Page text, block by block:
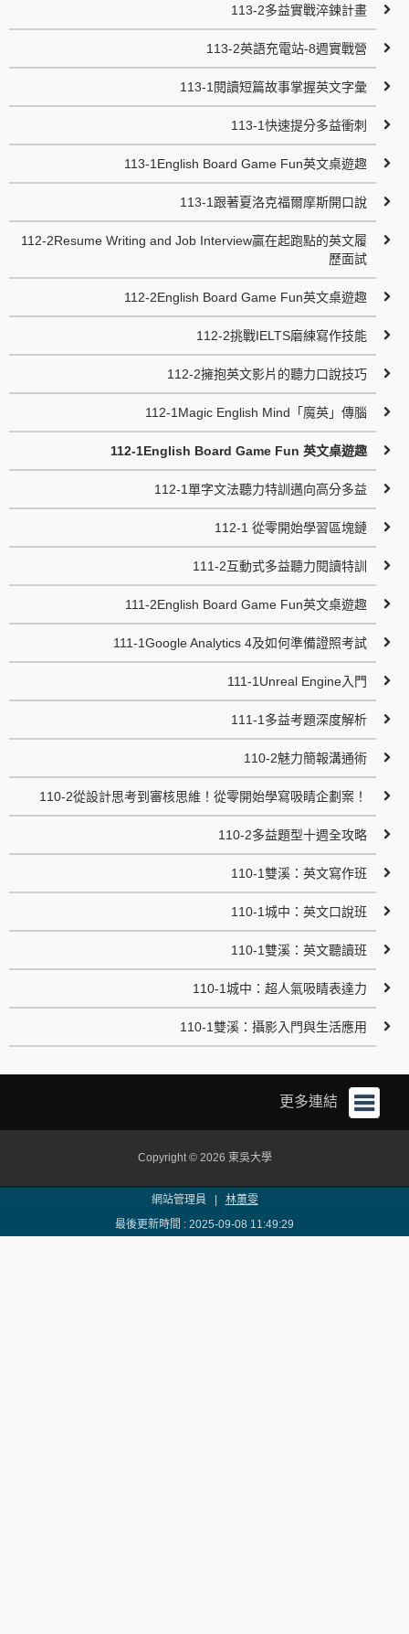
113-2多益實戰淬鍊計畫
113-2英語充電站-8週實戰營
113-1閱讀短篇故事掌握英文字彙
113-1快速提分多益衝刺
113-1English Board Game Fun英文桌遊趣
113-1跟著夏洛克福爾摩斯開口說
112-2Resume Writing and Job Interview贏在起跑點的英文履
歷面試
112-2English Board Game Fun英文桌遊趣
112-2挑戰IELTS磨練寫作技能
112-2擁抱英文影片的聽力口說技巧
112-1Magic English Mind「魔英」傳腦
112-1English Board Game Fun 英文桌遊趣
112-1單字文法聽力特訓邁向高分多益
112-1 從零開始學習區塊鏈
111-2互動式多益聽力閱讀特訓
111-2English Board Game Fun英文桌遊趣
111-1Google Analytics 4及如何準備證照考試
111-1Unreal Engine入門
111-1多益考題深度解析
110-2魅力簡報溝通術
110-2從設計思考到審核思維！從零開始學寫吸睛企劃案！
110-2多益題型十週全攻略
110-1雙溪：英文寫作班
110-1城中：英文口說班
110-1雙溪：英文聽讀班
110-1城中：超人氣吸睛表達力
110-1雙溪：攝影入門與生活應用
更多連結
Copyright © 2026 東吳大學
網站管理員 | 林蕙雯
最後更新時間 : 2025-09-08 11:49:29